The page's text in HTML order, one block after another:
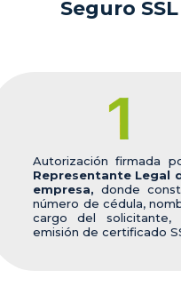
Seguro SSL
Autorización firmada
Representante Legal
empresa, donde
número de cédula,
cargo del solicitante,
emisión de certificado